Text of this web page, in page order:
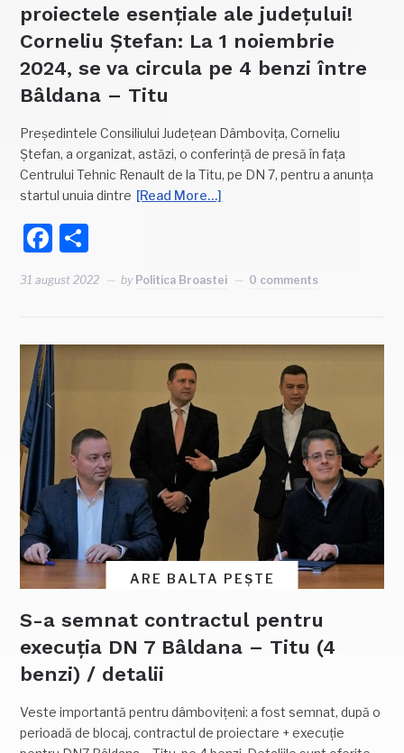
proiectele esențiale ale județului!
Corneliu Ștefan: La 1 noiembrie
2024, se va circula pe 4 benzi între
Bâldana – Titu
Președintele Consiliului Județean Dâmbovița, Corneliu
Ștefan, a organizat, astăzi, o conferință de presă în fața
Centrului Tehnic Renault de la Titu, pe DN 7, pentru a anunța
startul unuia dintre [Read More…]
Facebook
31 august 2022 by Politica Broastei 0 comments
ARE BALTA PEȘTE
S-a semnat contractul pentru
execuția DN 7 Bâldana – Titu (4
benzi) / detalii
Veste importantă pentru dâmbovițeni: a fost semnat, după o
perioadă de blocaj, contractul de proiectare + execuție